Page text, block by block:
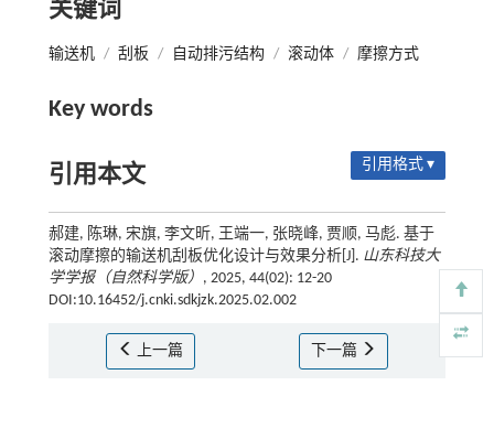
关键词
输送机 / 刮板 / 自动排污结构 / 滚动体 / 摩擦方式
Key words
引用本文 引用格式 ▾
郝建, 陈琳, 宋旗, 李文昕, 王端一, 张晓峰, 贾顺, 马彪. 基于
滚动摩擦的输送机刮板优化设计与效果分析[J]. 山东科技大
学学报（自然科学版） , 2025, 44(02): 12-20
DOI:10.16452/j.cnki.sdkjzk.2025.02.002
上一篇 下一篇